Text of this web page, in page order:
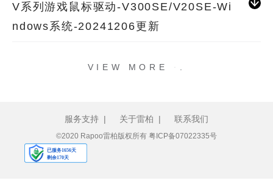
V系列游戏鼠标驱动-V300SE/V20SE-Wi
ndows系统-20241206更新
VIEW MORE
服务支持 | 关于雷柏 | 联系我们
©2020 Rapoo雷柏版权所有 粤ICP备07022335号